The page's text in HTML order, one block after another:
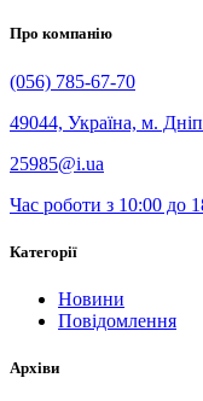
Про компанію
(056) 785-67-70
49044, Україна, м.
25985@i.ua
Час роботи з 10:00 до
Категорії
Новини
Повідомлення
Архіви